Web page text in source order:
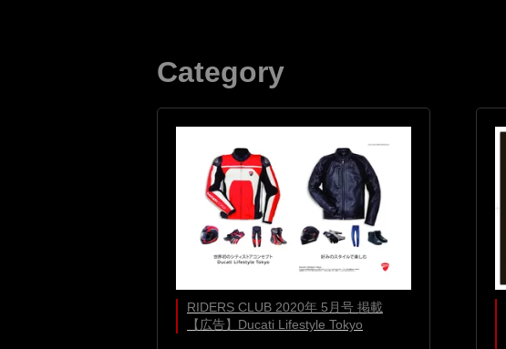
Category
RIDERS CLUB 2020年 5月号 掲載
【広告】Ducati Lifestyle Tokyo